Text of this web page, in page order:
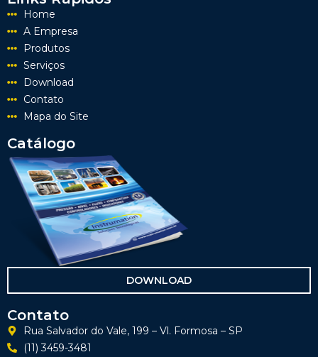
Home
A Empresa
Produtos
Serviços
Download
Contato
Mapa do Site
Catálogo
DOWNLOAD
Contato
Rua Salvador do Vale, 199 – Vl. Formosa – SP
(11) 3459-3481